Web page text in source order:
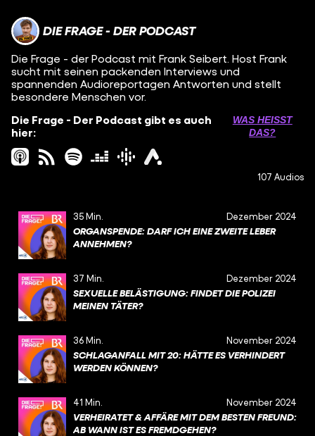
DIE FRAGE - DER PODCAST
Die Frage - der Podcast mit Frank Seibert. Host Frank
sucht mit seinen packenden Interviews und
spannenden Audioreportagen Antworten und stellt
besondere Menschen vor.
Die Frage - Der Podcast gibt es auch
hier:
WAS HEISST D
AS?
107 Audios
35 Min. Dezember 2024
ORGANSPENDE: DARF ICH EINE ZWEITE LEBER
ANNEHMEN?
37 Min. Dezember 2024
SEXUELLE BELÄSTIGUNG: FINDET DIE POLIZEI
MEINEN TÄTER?
36 Min. November 2024
SCHLAGANFALL MIT 20: HÄTTE ES VERHINDERT
WERDEN KÖNNEN?
41 Min. November 2024
VERHEIRATET & AFFÄRE MIT DEM BESTEN FREUND:
AB WANN IST ES FREMDGEHEN?